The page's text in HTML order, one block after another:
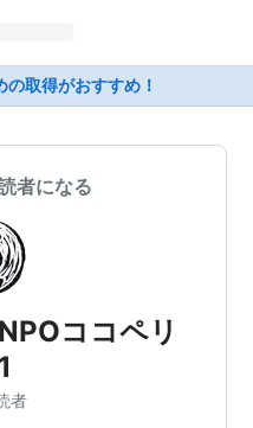
取得がおすすめ！
者になる
ココペリ
者